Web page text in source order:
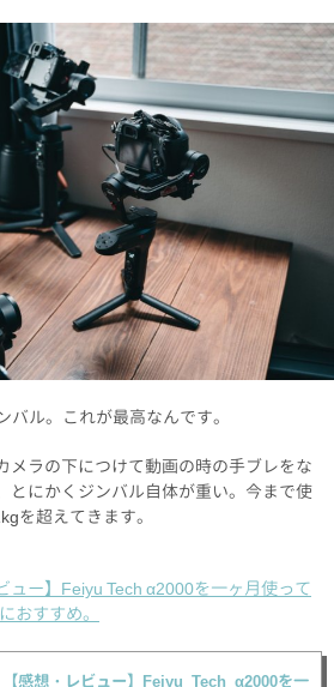
ル。これが最高なんです。
メラの下につけて動画の時の手ブレをな
とにかくジンバル自体が重い。今まで使
を超えてきます。
ュー】Feiyu Tech α2000を一ヶ月使って
おすすめ。
【感想・レビュー】Feiyu Tech α2000を一